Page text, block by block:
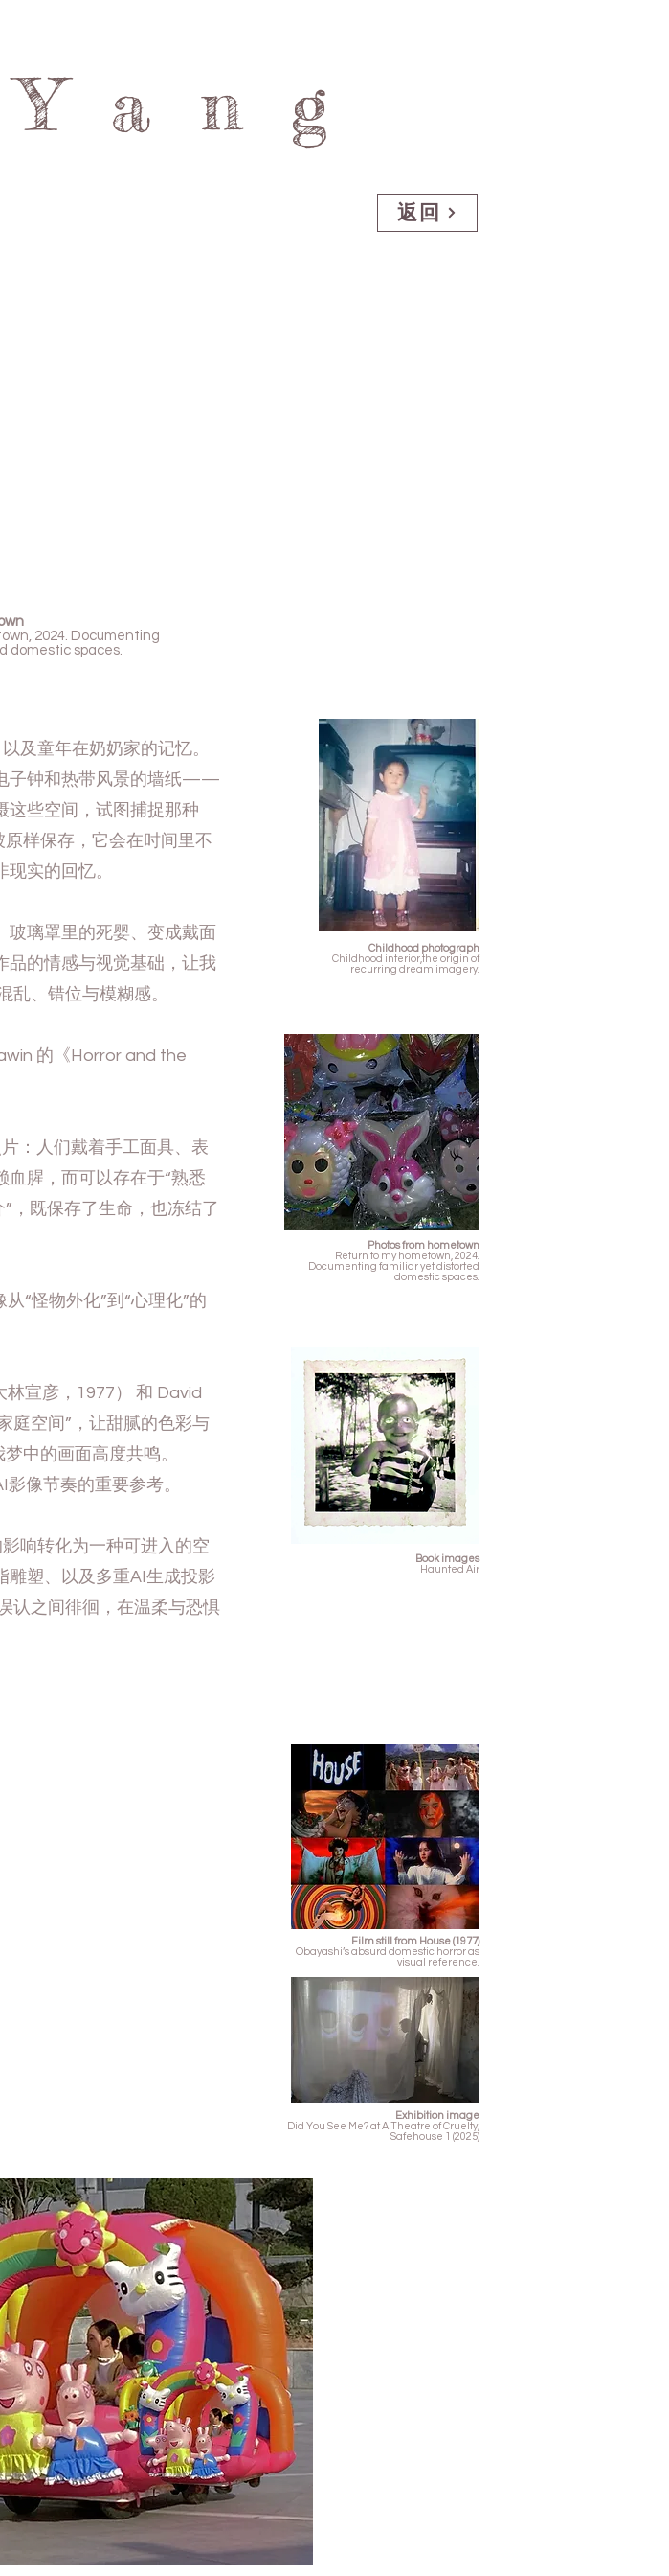
返回
2024. Documenting
domestic spaces.
童年在奶奶家的记忆。
子钟和热带风景的墙纸——
这些空间，试图捕捉那种
样保存，它会在时间里不
实的回忆。
璃罩里的死婴、变成戴面
品的情感与视觉基础，让我
、错位与模糊感。
的《Horror and the
：人们戴着手工面具、表
腥，而可以存在于“熟悉
，既保存了生命，也冻结了
怪物外化”到“心理化”的
宣彦，1977） 和 David
庭空间”，让甜腻的色彩与
中的画面高度共鸣。
像节奏的重要参考。
响转化为一种可进入的空
雕塑、以及多重AI生成投影
之间徘徊，在温柔与恐惧
Childhood photograph
Childhood interior,the origin of
recurring dream imagery.
Photos from hometown
Return to my hometown, 2024.
Documenting familiar yet distorted
domestic spaces.
Book images
Haunted Air
Film still from House (1977)
Obayashi’s absurd domestic horror as
visual reference.
Exhibition image
Did You See Me? at A Theatre of Cruelty,
Safehouse 1 (2025)